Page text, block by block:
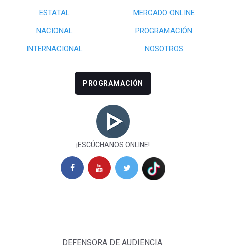
ESTATAL
MERCADO ONLINE
NACIONAL
PROGRAMACIÓN
INTERNACIONAL
NOSOTROS
PROGRAMACIÓN
¡ESCÚCHANOS ONLINE!
DEFENSORA DE AUDIENCIA.